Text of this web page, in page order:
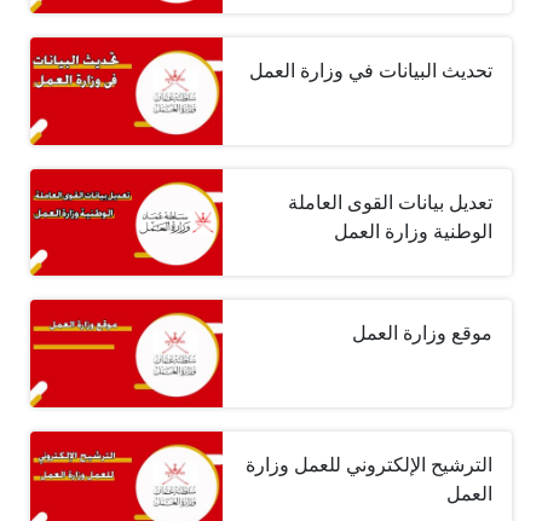
تحديث البيانات في وزارة العمل
تعديل بيانات القوى العاملة
الوطنية وزارة العمل
موقع وزارة العمل
الترشيح الإلكتروني للعمل وزارة
العمل